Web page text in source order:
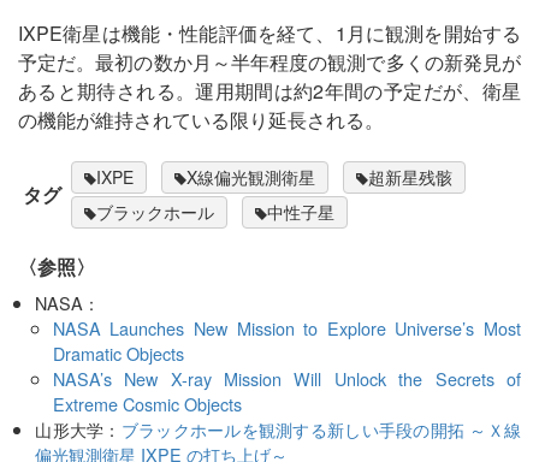
IXPE衛星は機能・性能評価を経て、1月に観測を開始する
予定だ。最初の数か月～半年程度の観測で多くの新発見が
あると期待される。運用期間は約2年間の予定だが、衛星
の機能が維持されている限り延長される。
タグ
IXPE X線偏光観測衛星
超新星残骸
ブラックホール
中性子星
〈参照〉
NASA：
NASA Launches New Mission to Explore Universe’s Most
Dramatic Objects
NASA’s New X-ray Mission Will Unlock the Secrets of
Extreme Cosmic Objects
山形大学： ブラックホールを観測する新しい手段の開拓 ～Ｘ線
偏光観測衛星 IXPE の打ち上げ～